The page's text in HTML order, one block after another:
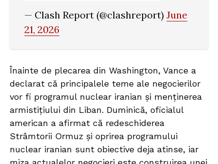
— Clash Report (@clashreport) June
21, 2026
Înainte de plecarea din Washington, Vance a
declarat că principalele teme ale negocierilor
vor fi programul nuclear iranian și menținerea
armistițiului din Liban. Duminică, oficialul
american a afirmat că redeschiderea
Strâmtorii Ormuz și oprirea programului
nuclear iranian sunt obiective deja atinse, iar